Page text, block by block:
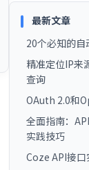
最新文章
20个必知的自
精准定位IP来
查询
OAuth 2.0和
全面指南：
实践技巧
Coze API接口